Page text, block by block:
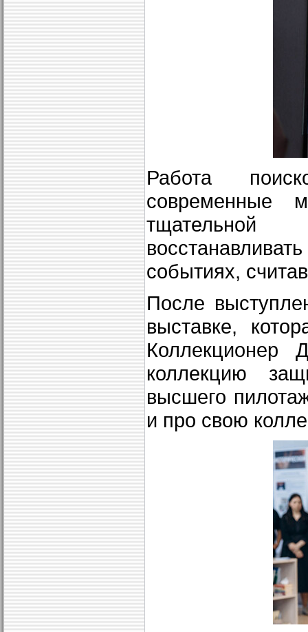
Работа
современные
тщательной
событиях,
После
выставке,
Коллекционер
коллекцию
высшего
и про свою